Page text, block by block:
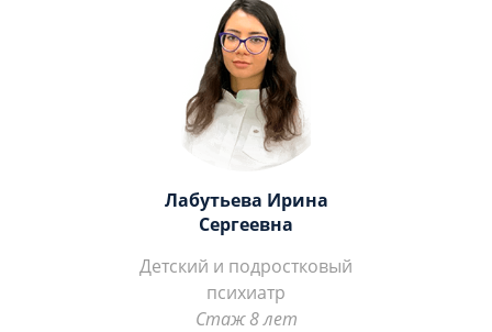
Лабутьева Ирина
Сергеевна
Детский и подростковый
психиатр
Стаж 8 лет